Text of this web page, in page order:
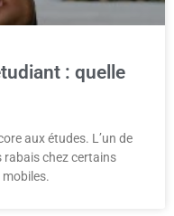
: quelle
aux études. L’un de
rabais chez certains